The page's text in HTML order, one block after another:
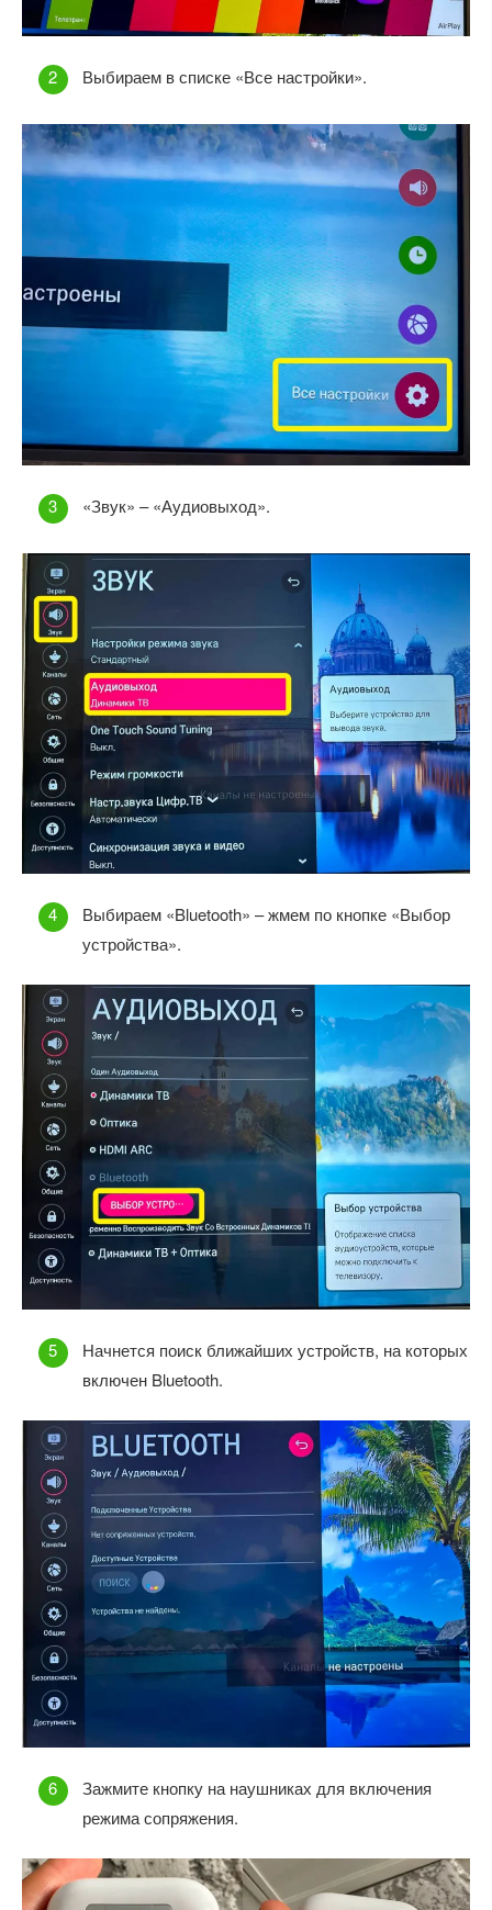
Выбираем в списке «Все настройки».
«Звук» – «Аудиовыход».
Выбираем «Bluetooth» – жмем по кнопке «Выбор
устройства».
Начнется поиск ближайших устройств, на которых
включен Bluetooth.
Зажмите кнопку на наушниках для включения
режима сопряжения.